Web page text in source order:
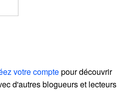
votre comptepour découvrir
d'autres blogueurs et lecteurs